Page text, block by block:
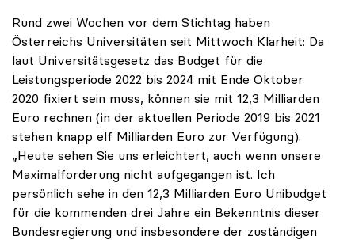
Rund zwei Wochen vor dem Stichtag haben
Österreichs Universitäten seit Mittwoch Klarheit: Da
laut Universitätsgesetz das Budget für die
Leistungsperiode 2022 bis 2024 mit Ende Oktober
2020 fixiert sein muss, können sie mit 12,3 Milliarden
Euro rechnen (in der aktuellen Periode 2019 bis 2021
stehen knapp elf Milliarden Euro zur Verfügung).
„Heute sehen Sie uns erleichtert, auch wenn unsere
Maximalforderung nicht aufgegangen ist. Ich
persönlich sehe in den 12,3 Milliarden Euro Unibudget
für die kommenden drei Jahre ein Bekenntnis dieser
Bundesregierung und insbesondere der zuständigen